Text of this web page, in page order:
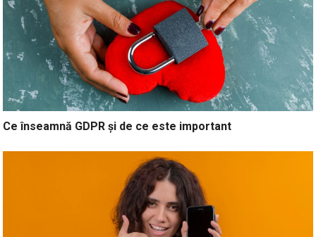
Ce înseamnă GDPR și de ce este important